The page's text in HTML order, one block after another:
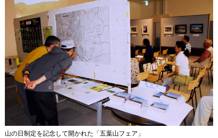
山の日制定を記念して開かれた「五葉山フェア」